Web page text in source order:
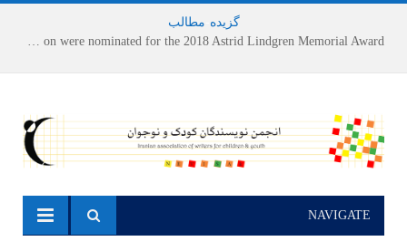
گزیده مطالب
NAVIGATE